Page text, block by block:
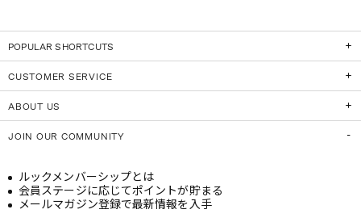
POPULAR SHORTCUTS
CUSTOMER SERVICE
ABOUT US
JOIN OUR COMMUNITY
ルックメンバーシップとは
会員ステージに応じてポイントが貯まる
メールマガジン登録で最新情報を入手